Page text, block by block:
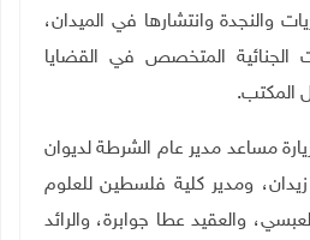
والنجدة وانتشارها في الميدان،
الجنائية المتخصص في القضايا
المكتب.
مساعد مدير عام الشرطة لديوان
ومدير كلية فلسطين للعلوم
والعقيد عطا جوابرة، والرائد